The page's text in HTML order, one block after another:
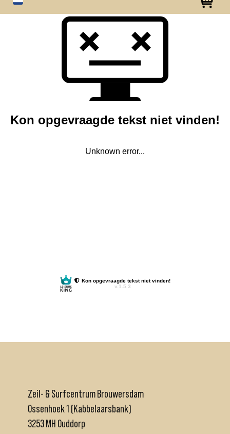
Zeil- & Surfcentrum Brouwersdam
Ossenhoek 1 (Kabbelaarsbank)
3253 MH Ouddorp